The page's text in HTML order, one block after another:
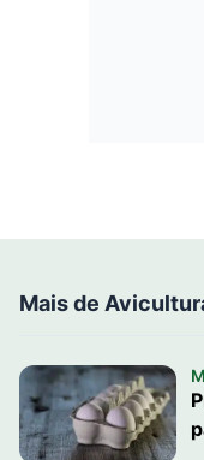
Mais de